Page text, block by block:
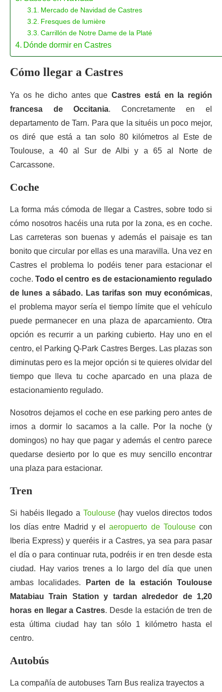
Mercado de Navidad de Castres
Fresques de lumière
Carrillón de Notre Dame de la Platé
Dónde dormir en Castres
Cómo llegar a Castres
Ya os he dicho antes queCastres está en la región
francesa de Occitania. Concretamente en el
departamento de Tarn. Para que la situéis un poco mejor,
os diré que está a tan solo 80 kilómetros al Este de
Toulouse, a 40 al Sur de Albi y a 65 al Norte de
Carcassone.
Coche
La forma más cómoda de llegar a Castres, sobre todo si
cómo nosotros hacéis una ruta por la zona, es en coche.
Las carreteras son buenas y además el paisaje es tan
bonito que circular por ellas es una maravilla. Una vez en
Castres el problema lo podéis tener para estacionar el
coche.Todo el centro es de estacionamiento regulado
de lunes a sábado. Las tarifas son muy económicas,
el problema mayor sería el tiempo límite que el vehículo
puede permanecer en una plaza de aparcamiento. Otra
opción es recurrir a un parking cubierto. Hay uno en el
centro, el Parking Q-Park Castres Berges. Las plazas son
diminutas pero es la mejor opción si te quieres olvidar del
tiempo que lleva tu coche aparcado en una plaza de
estacionamiento regulado.
Nosotros dejamos el coche en ese parking pero antes de
irnos a dormir lo sacamos a la calle. Por la noche (y
domingos) no hay que pagar y además el centro parece
quedarse desierto por lo que es muy sencillo encontrar
una plaza para estacionar.
Tren
Si habéis llegado a Toulouse(hay vuelos directos todos
los días entre Madrid y elaeropuerto de Toulousecon
Iberia Express) y queréis ir a Castres, ya sea para pasar
el día o para continuar ruta, podréis ir en tren desde esta
ciudad. Hay varios trenes a lo largo del día que unen
ambas localidades.
Parten de la estación Toulouse
Matabiau Train Station y tardan alrededor de 1,20
horas en llegar a Castres. Desde la estación de tren de
esta última ciudad hay tan sólo 1 kilómetro hasta el
centro.
Autobús
La compañía de autobuses Tarn Bus realiza trayectos a